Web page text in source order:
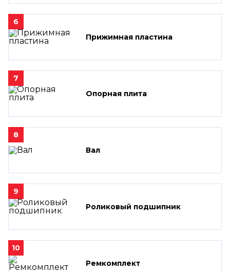
6
Прижимная пластина
7
Опорная плита
8
Вал
9
Роликовый подшипник
10
Ремкомплект